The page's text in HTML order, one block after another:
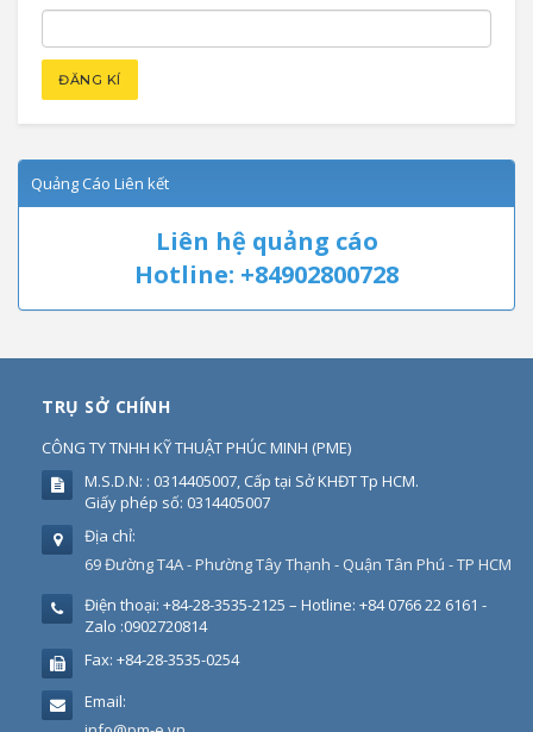
Quảng Cáo Liên kết
Liên hệ quảng cáo
Hotline: +84902800728
TRỤ SỞ CHÍNH
CÔNG TY TNHH KỸ THUẬT PHÚC MINH (PME)
M.S.D.N: : 0314405007, Cấp tại Sở KHĐT Tp HCM.
Giấy phép số: 0314405007
Địa chỉ:
69 Đường T4A - Phường Tây Thạnh - Quận Tân Phú - TP HCM
Điện thoại: +84-28-3535-2125 – Hotline: +84 0766 22 6161 -
Zalo :0902720814
Fax: +84-28-3535-0254
Email: